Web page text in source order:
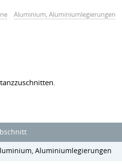
Aluminium, Aluminiumlegierungen
Aluminiumlegierungen